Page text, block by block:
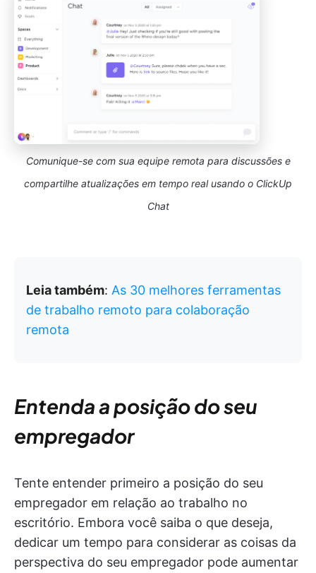
Comunique-se com sua equipe remota para discussões e
compartilhe atualizações em tempo real usando o ClickUp
Chat
Leia também: As 30 melhores ferramentas
de trabalho remoto para colaboração
remota
Entenda a posição do seu
empregador
Tente entender primeiro a posição do seu
empregador em relação ao trabalho no
escritório. Embora você saiba o que deseja,
dedicar um tempo para considerar as coisas da
perspectiva do seu empregador pode aumentar